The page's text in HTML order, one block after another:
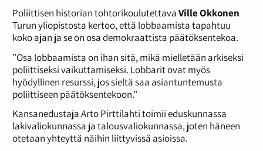
Poliittisen historian tohtorikoulutettavaVille Okkonen
Turun yliopistosta kertoo, että lobbaamista tapahtuu
koko ajan ja se on osa demokraattista päätöksentekoa.
”Osa lobbaamista on ihan sitä, mikä mielletään arkiseksi
poliittiseksi vaikuttamiseksi. Lobbarit ovat myös
hyödyllinen resurssi, jos sieltä saa asiantuntemusta
poliittiseen päätöksentekoon.”
Kansanedustaja Arto Pirttilahti toimii eduskunnassa
lakivaliokunnassa ja talousvaliokunnassa, joten häneen
otetaan yhteyttä näihin liittyvissä asioissa.